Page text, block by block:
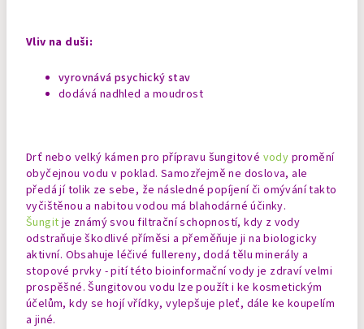
Vliv na duši:
vyrovnává psychický stav
dodává nadhled a moudrost
Drť nebo velký kámen pro přípravu šungitové vody promění
obyčejnou vodu v poklad. Samozřejmě ne doslova, ale
předá jí tolik ze sebe, že následné popíjení či omývání takto
vyčištěnou a nabitou vodou má blahodárné účinky.
Šungit je známý svou filtrační schopností, kdy z vody
odstraňuje škodlivé příměsi a přeměňuje ji na biologicky
aktivní. Obsahuje léčivé fullereny, dodá tělu minerály a
stopové prvky - pití této bioinformační vody je zdraví velmi
prospěšné. Šungitovou vodu lze použít i ke kosmetickým
účelům, kdy se hojí vřídky, vylepšuje pleť, dále ke koupelím
a jiné.